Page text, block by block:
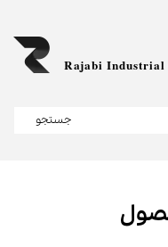
جستجو
Rajabi Industrial